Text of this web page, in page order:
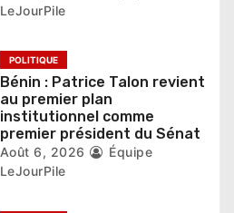
LeJourPile
POLITIQUE
Bénin : Patrice Talon revient
au premier plan
institutionnel comme
premier président du Sénat
Août 6, 2026
Équipe
LeJourPile